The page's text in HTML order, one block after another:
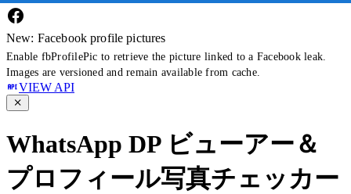
New: Facebook profile pictures
Enable fbProfilePic to retrieve the picture linked to a Facebook leak.
Images are versioned and remain available from cache.
VIEW API
WhatsApp DP ビューアー＆
プロフィール写真チェッカー